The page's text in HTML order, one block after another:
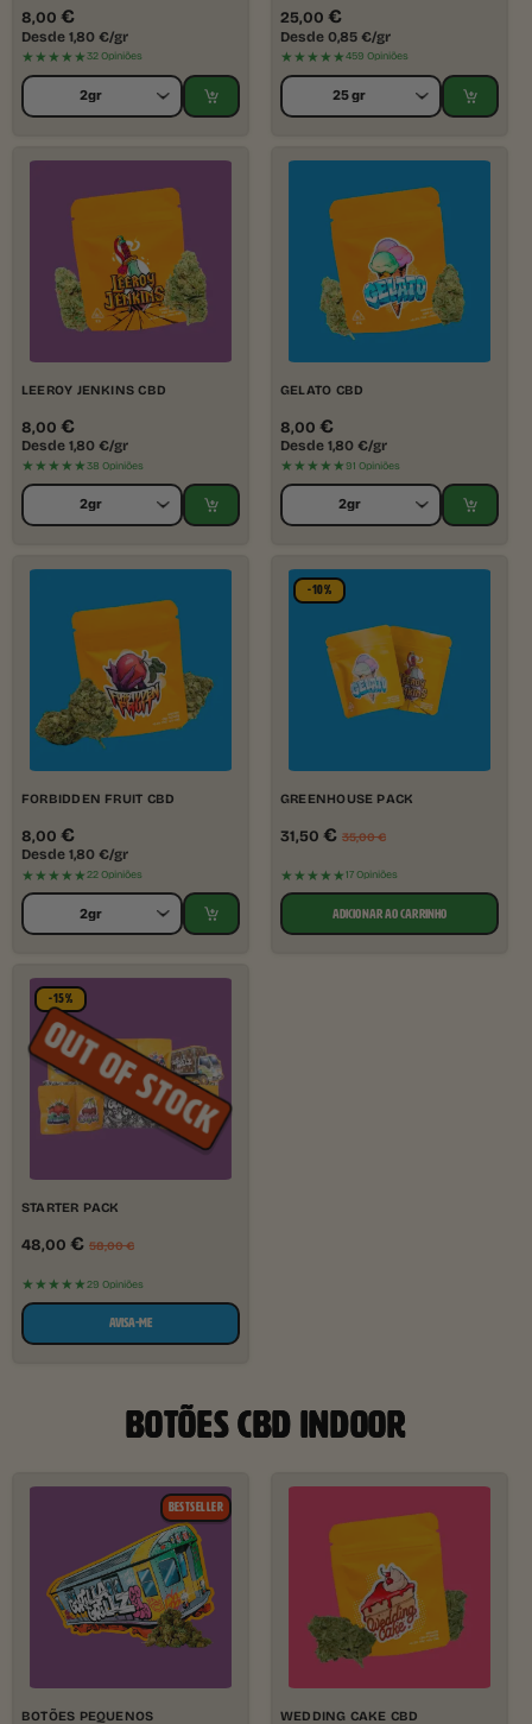
8,00 €
Desde1,80€/gr
★★★★★32 Opiniões
25,00 €
Desde0,85€/gr
★★★★★459 Opiniões
LEEROY JENKINS CBD
8,00 €
Desde1,80€/gr
★★★★★38 Opiniões
GELATO CBD
8,00 €
Desde1,80€/gr
★★★★★91 Opiniões
FORBIDDEN FRUIT CBD
8,00 €
Desde1,80€/gr
★★★★★22 Opiniões
-10%
GREENHOUSE PACK
31,50 € 35,00€
★★★★★17 Opiniões
ADICIONAR AO CARRINHO
-15%
STARTER PACK
48,00 € 58,00€
★★★★★29 Opiniões
AVISA-ME
BOTÕES CBD INDOOR
BESTSELLER
BOTÕES PEQUENOS WEDDING CAKE CBD